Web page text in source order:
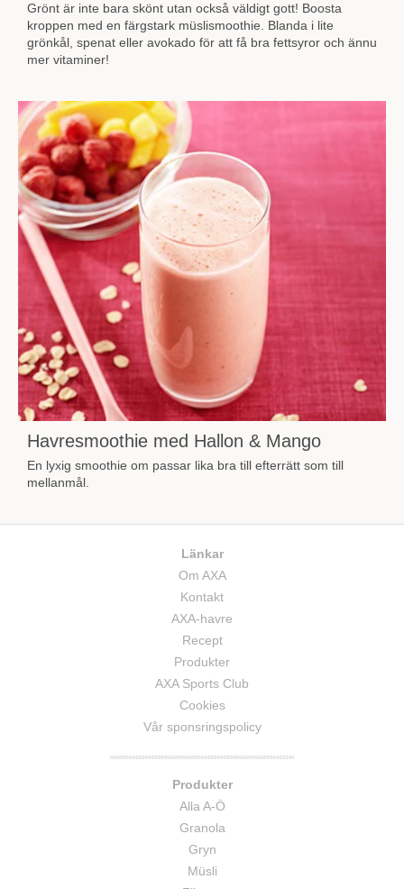
Grönt är inte bara skönt utan också väldigt gott! Boosta
kroppen med en färgstark müslismoothie. Blanda i lite
grönkål, spenat eller avokado för att få bra fettsyror och ännu
mer vitaminer!
Havresmoothie med Hallon & Mango
En lyxig smoothie om passar lika bra till efterrätt som till
mellanmål.
Länkar
Om AXA
Kontakt
AXA-havre
Recept
Produkter
AXA Sports Club
Cookies
Vår sponsringspolicy
Produkter
Alla A-Ö
Granola
Gryn
Müsli